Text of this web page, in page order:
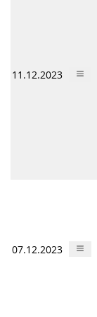
11.12.2023
07.12.2023